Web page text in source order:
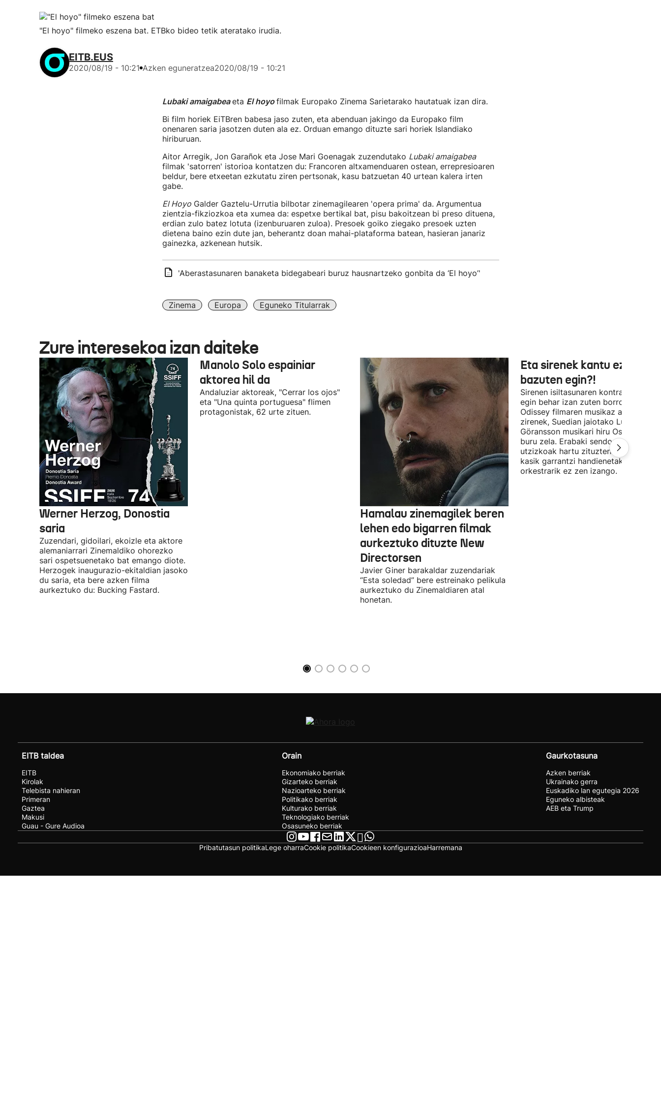
"El hoyo" filmeko eszena bat. ETBko bideo tetik ateratako irudia.
EITB.EUS
2020/08/19 - 10:21 Azken eguneratzea2020/08/19 - 10:21
Lubaki amaigabea eta El hoyofilmak Europako Zinema Sarietarako hautatuak izan dira.
Bi film horiek EiTBren babesa jaso zuten, eta abenduan jakingo da Europako film
onenaren saria jasotzen duten ala ez. Orduan emango dituzte sari horiek Islandiako
hiriburuan.
Aitor Arregik, Jon Garañok eta Jose Mari Goenagak zuzendutako Lubaki amaigabea
filmak 'satorren' istorioa kontatzen du: Francoren altxamenduaren ostean, errepresioaren
beldur, bere etxeetan ezkutatu ziren pertsonak, kasu batzuetan 40 urtean kalera irten
gabe.
El HoyoGalder Gaztelu-Urrutia bilbotar zinemagilearen 'opera prima' da. Argumentua
zientzia-fikziozkoa eta xumea da: espetxe bertikal bat, pisu bakoitzean bi preso dituena,
erdian zulo batez lotuta (izenburuaren zuloa). Presoek goiko ziegako presoek uzten
dietena baino ezin dute jan, beherantz doan mahai-plataforma batean, hasieran janariz
gainezka, azkenean hutsik.
'Aberastasunaren banaketa bidegabeari buruz hausnartzeko gonbita da ‘El hoyo’'
Zinema Europa Eguneko Titularrak
Zure interesekoa izan daiteke
Werner Herzog, Donostia
saria
Zuzendari, gidoilari, ekoizle eta aktore
alemaniarrari Zinemaldiko ohorezko
sari ospetsuenetako bat emango diote.
Herzogek inaugurazio-ekitaldian jasoko
du saria, eta bere azken filma
aurkeztuko du: Bucking Fastard.
Manolo Solo espainiar
aktorea hil da
Andaluziar aktoreak, "Cerrar los ojos"
eta "Una quinta portuguesa" flimen
protagonistak, 62 urte zituen.
Hamalau zinemagilek beren
lehen edo bigarren filmak
aurkeztuko dituzte New
Directorsen
Javier Giner barakaldar zuzendariak
“Esta soledad” bere estreinako pelikula
aurkeztuko du Zinemaldiaren atal
honetan.
Eta sirenek kantu ez
bazuten egin?!
Sirenen isiltasunaren kontra (edo
egin behar izan zuten borroka The
Odissey filmaren musikaz arduratu
zirenek, Suedian jaiotako Ludwig
Göransson musikari hiru Oscar
buru zela. Erabaki sendoak, ezin
utzizkoak hartu zituzten. Lehengo
kasik garrantzi handienetakoa:
orkestrarik ez zen izango.
EITB taldea
EITB
Kirolak
Telebista nahieran
Primeran
Gaztea
Makusi
Guau - Gure Audioa
Orain
Ekonomiako berriak
Gizarteko berriak
Nazioarteko berriak
Politikako berriak
Kulturako berriak
Teknologiako berriak
Osasuneko berriak
Gaurkotasuna
Azken berriak
Ukrainako gerra
Euskadiko lan egutegia 2026
Eguneko albisteak
AEB eta Trump
Pribatutasun politikaLege oharraCookie politikaCookieen konfigurazioaHarremana